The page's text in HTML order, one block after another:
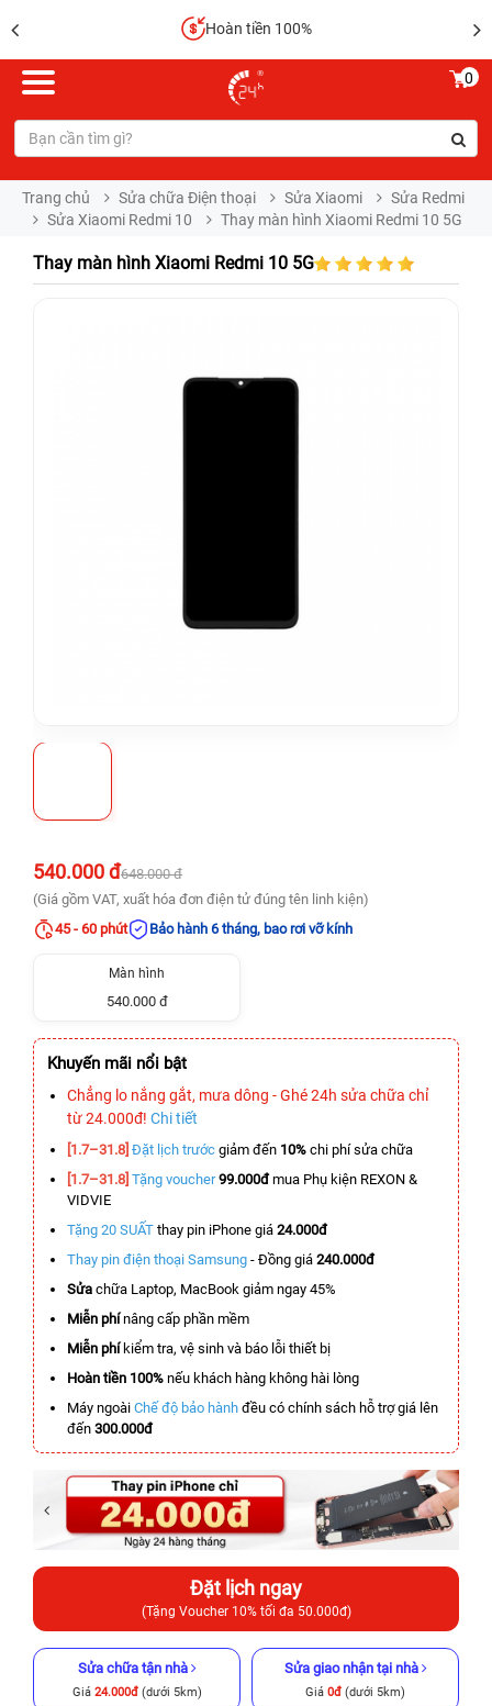
Hoàn tiền 100%
0
Trang chủ Sửa chữa Điện thoại Sửa Xiaomi
Sửa Redmi
Sửa Xiaomi Redmi 10
Thay màn hình Xiaomi Redmi 10 5G
Thay màn hình Xiaomi Redmi 10 5G
540.000 đ648.000 đ
(Giá gồm VAT, xuất hóa đơn điện tử đúng tên linh kiện)
45 - 60 phút
Bảo hành 6 tháng, bao rơi vỡ kính
Màn hình
540.000 đ
Khuyến mãi nổi bật
Chẳng lo nắng gắt, mưa dông - Ghé 24h sửa chữa chỉ
từ 24.000đ! Chi tiết
[1.7–31.8] Đặt lịch trước giảm đến 10% chi phí sửa chữa
[1.7–31.8] Tặng voucher 99.000đmua Phụ kiện REXON &
VIDVIE
Tặng 20 SUẤT thay pin iPhone giá 24.000đ
Thay pin điện thoại Samsung - Đồng giá 240.000đ
Sửa chữa Laptop, MacBook giảm ngay 45%
Miễn phínâng cấp phần mềm
Miễn phíkiểm tra, vệ sinh và báo lỗi thiết bị
Hoàn tiền 100% nếu khách hàng không hài lòng
Máy ngoài Chế độ bảo hành đều có chính sách hỗ trợ giá lên
đến 300.000đ
Đặt lịch ngay
(Tặng Voucher 10% tối đa 50.000đ)
Sửa chữa tận nhà
Giá 24.000đ(dưới 5km)
Sửa giao nhận tại nhà
Giá 0đ (dưới 5km)